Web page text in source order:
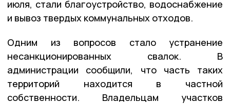
июля, стали благоустройство, водоснабжение
и вывоз твердых коммунальных отходов.
Одним из вопросов стало устранение
несанкционированных свалок. В
администрации сообщили, что часть таких
территорий находится в частной
собственности. Владельцам участков